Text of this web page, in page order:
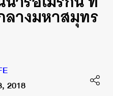
ลางมหาสมุทร
2018